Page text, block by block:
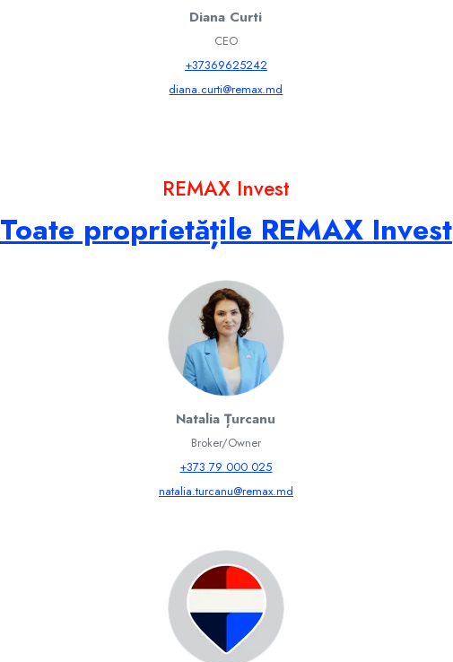
Diana Curti
CEO
+37369625242
diana.curti@remax.md
REMAX Invest
Toate proprietățile REMAX Invest
Natalia Țurcanu
Broker/Owner
+373 79 000 025
natalia.turcanu@remax.md